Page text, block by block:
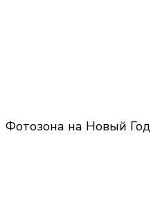
Фотозона на Новый Год